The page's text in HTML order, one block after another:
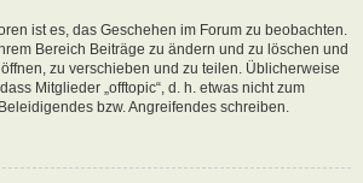
ist es, das Geschehen im Forum zu beobachten.
Bereich Beiträge zu ändern und zu löschen und
zu verschieben und zu teilen. Üblicherweise
Mitglieder „offtopic“, d. h. etwas nicht zum
bzw. Angreifendes schreiben.